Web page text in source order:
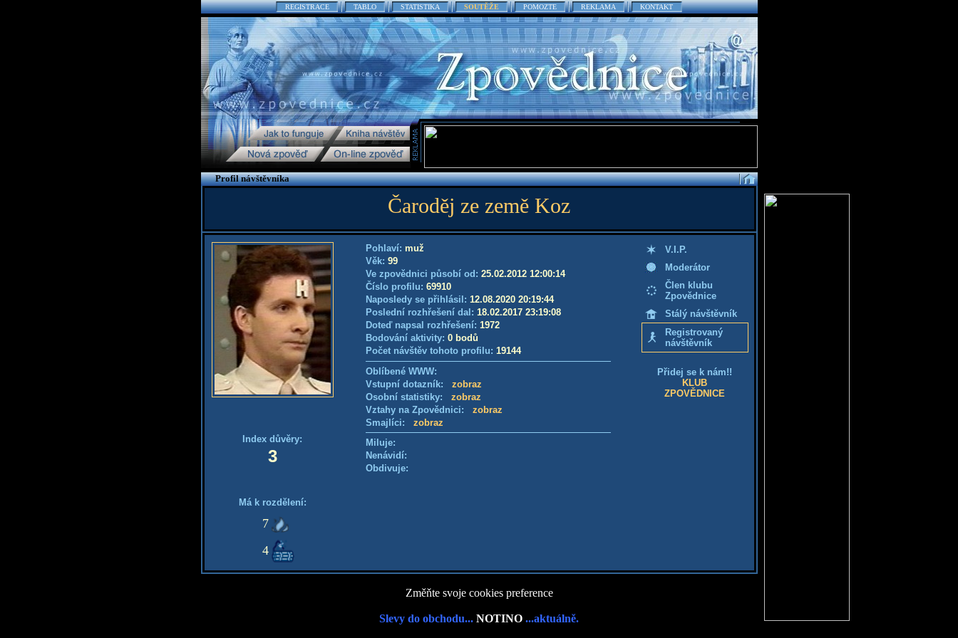
REGISTRACE TABLO STATISTIKA SOUTĚŽE POMOZTE REKLAMA KONTAKT
Profil návštěvníka
Čaroděj ze země Koz
Index důvěry:
3
Má k rozdělení:
7
4
Pohlaví: muž
Věk: 99
Ve zpovědnici působí od: 25.02.2012 12:00:14
Číslo profilu: 69910
Naposledy se přihlásil: 12.08.2020 20:19:44
Poslední rozhřešení dal: 18.02.2017 23:19:08
Doteď napsal rozhřešení: 1972
Bodování aktivity: 0 bodů
Počet návštěv tohoto profilu: 19144
Oblíbené WWW:
Vstupní dotazník: zobraz
Osobní statistiky: zobraz
Vztahy na Zpovědnici: zobraz
Smajlíci: zobraz
Miluje:
Nenávidí:
Obdivuje:
V.I.P.
Moderátor
Člen klubu
Zpovědnice
Stálý návštěvník
Registrovaný
návštěvník
Přidej se k nám!!
KLUB
ZPOVĚDNICE
Změňte svoje cookies preference
Slevy do obchodu... NOTINO ...aktuálně.